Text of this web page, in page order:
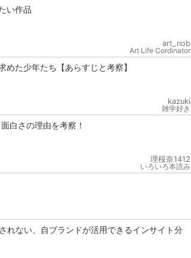
い作品
art_nob
Art Life Cordinator
た少年たち【あらすじと考察】
kazuki
雑学好き
白さの理由を考察！
理桜奈1412
いろいろ本読み
れない、自ブランドが活用できるインサイト分